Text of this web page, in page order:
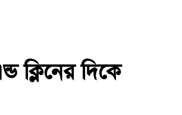
ক্লিনের দিকে